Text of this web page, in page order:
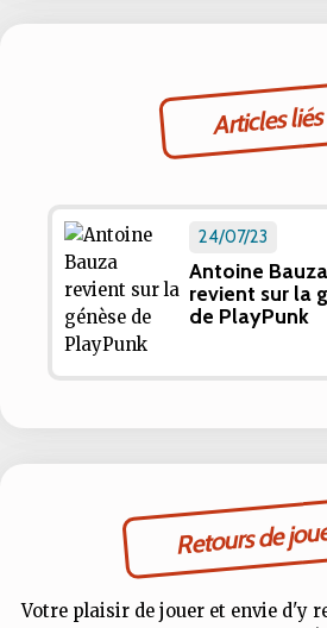
Articles liés
24/07/23
Antoine Bauza
revient sur la
de PlayPunk
Retours de
Votre plaisir de jouer et envie d'y